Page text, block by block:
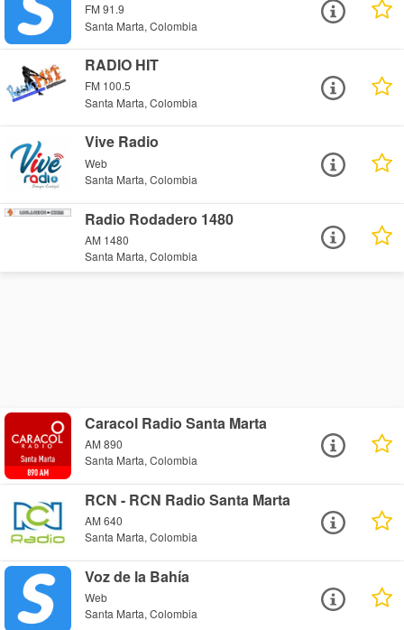
FM 91.9
Santa Marta, Colombia
RADIO HIT
FM 100.5
Santa Marta, Colombia
Vive Radio
Web
Santa Marta, Colombia
Radio Rodadero 1480
AM 1480
Santa Marta, Colombia
Caracol Radio Santa Marta
AM 890
Santa Marta, Colombia
RCN - RCN Radio Santa Marta
AM 640
Santa Marta, Colombia
Voz de la Bahía
Web
Santa Marta, Colombia